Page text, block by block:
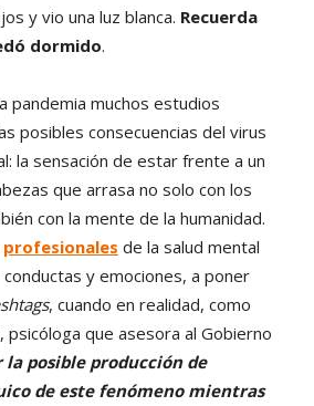
y vio una luz blanca. Recuerda
dormido.
pandemia muchos estudios
posibles consecuencias del virus
la sensación de estar frente a un
que arrasa no solo con los
con la mente de la humanidad.
profesionales de la salud mental
y emociones, a poner
, cuando en realidad, como
psicóloga que asesora al Gobierno
la posible producción de
de este fenómeno mientras